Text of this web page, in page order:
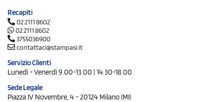
Recapiti
02 2111 8602
02 2111 8602
3755036900
contattaci@stampasi.it
Servizio Clienti
Lunedì - Venerdì 9.00-13.00 | 14.30-18.00
Sede Legale
Piazza IV Novembre, 4 - 20124 Milano (MI)